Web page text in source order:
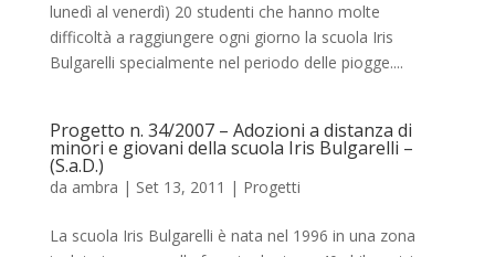
lunedì al venerdì) 20 studenti che hanno molte
difficoltà a raggiungere ogni giorno la scuola Iris
Bulgarelli specialmente nel periodo delle piogge....
Progetto n. 34/2007 – Adozioni a distanza di
minori e giovani della scuola Iris Bulgarelli –
(S.a.D.)
da ambra | Set 13, 2011 | Progetti
La scuola Iris Bulgarelli è nata nel 1996 in una zona